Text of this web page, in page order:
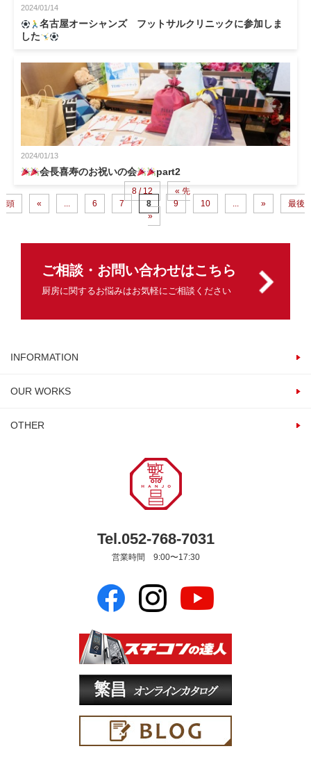
2024/01/14
名古屋オーシャンズ フットサルクリニックに参加しま
した
2024/01/13
会長喜寿のお祝いの会 part2
8 / 12
« 先
頭
« 6 7 8 9 10 »
最後
»
ご相談・お問い合わせはこちら
厨房に関するお悩みはお気軽にご相談ください
INFORMATION
OUR WORKS
OTHER
Tel.052-768-7031
営業時間 9:00〜17:30